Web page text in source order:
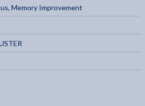
, Memory Improvement